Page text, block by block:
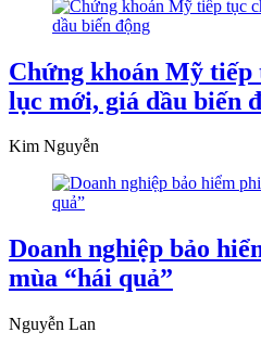
Chứng khoán Mỹ
lục mới, giá dầu biến
Kim Nguyễn
Doanh nghiệp bảo
mùa “hái quả”
Nguyễn Lan